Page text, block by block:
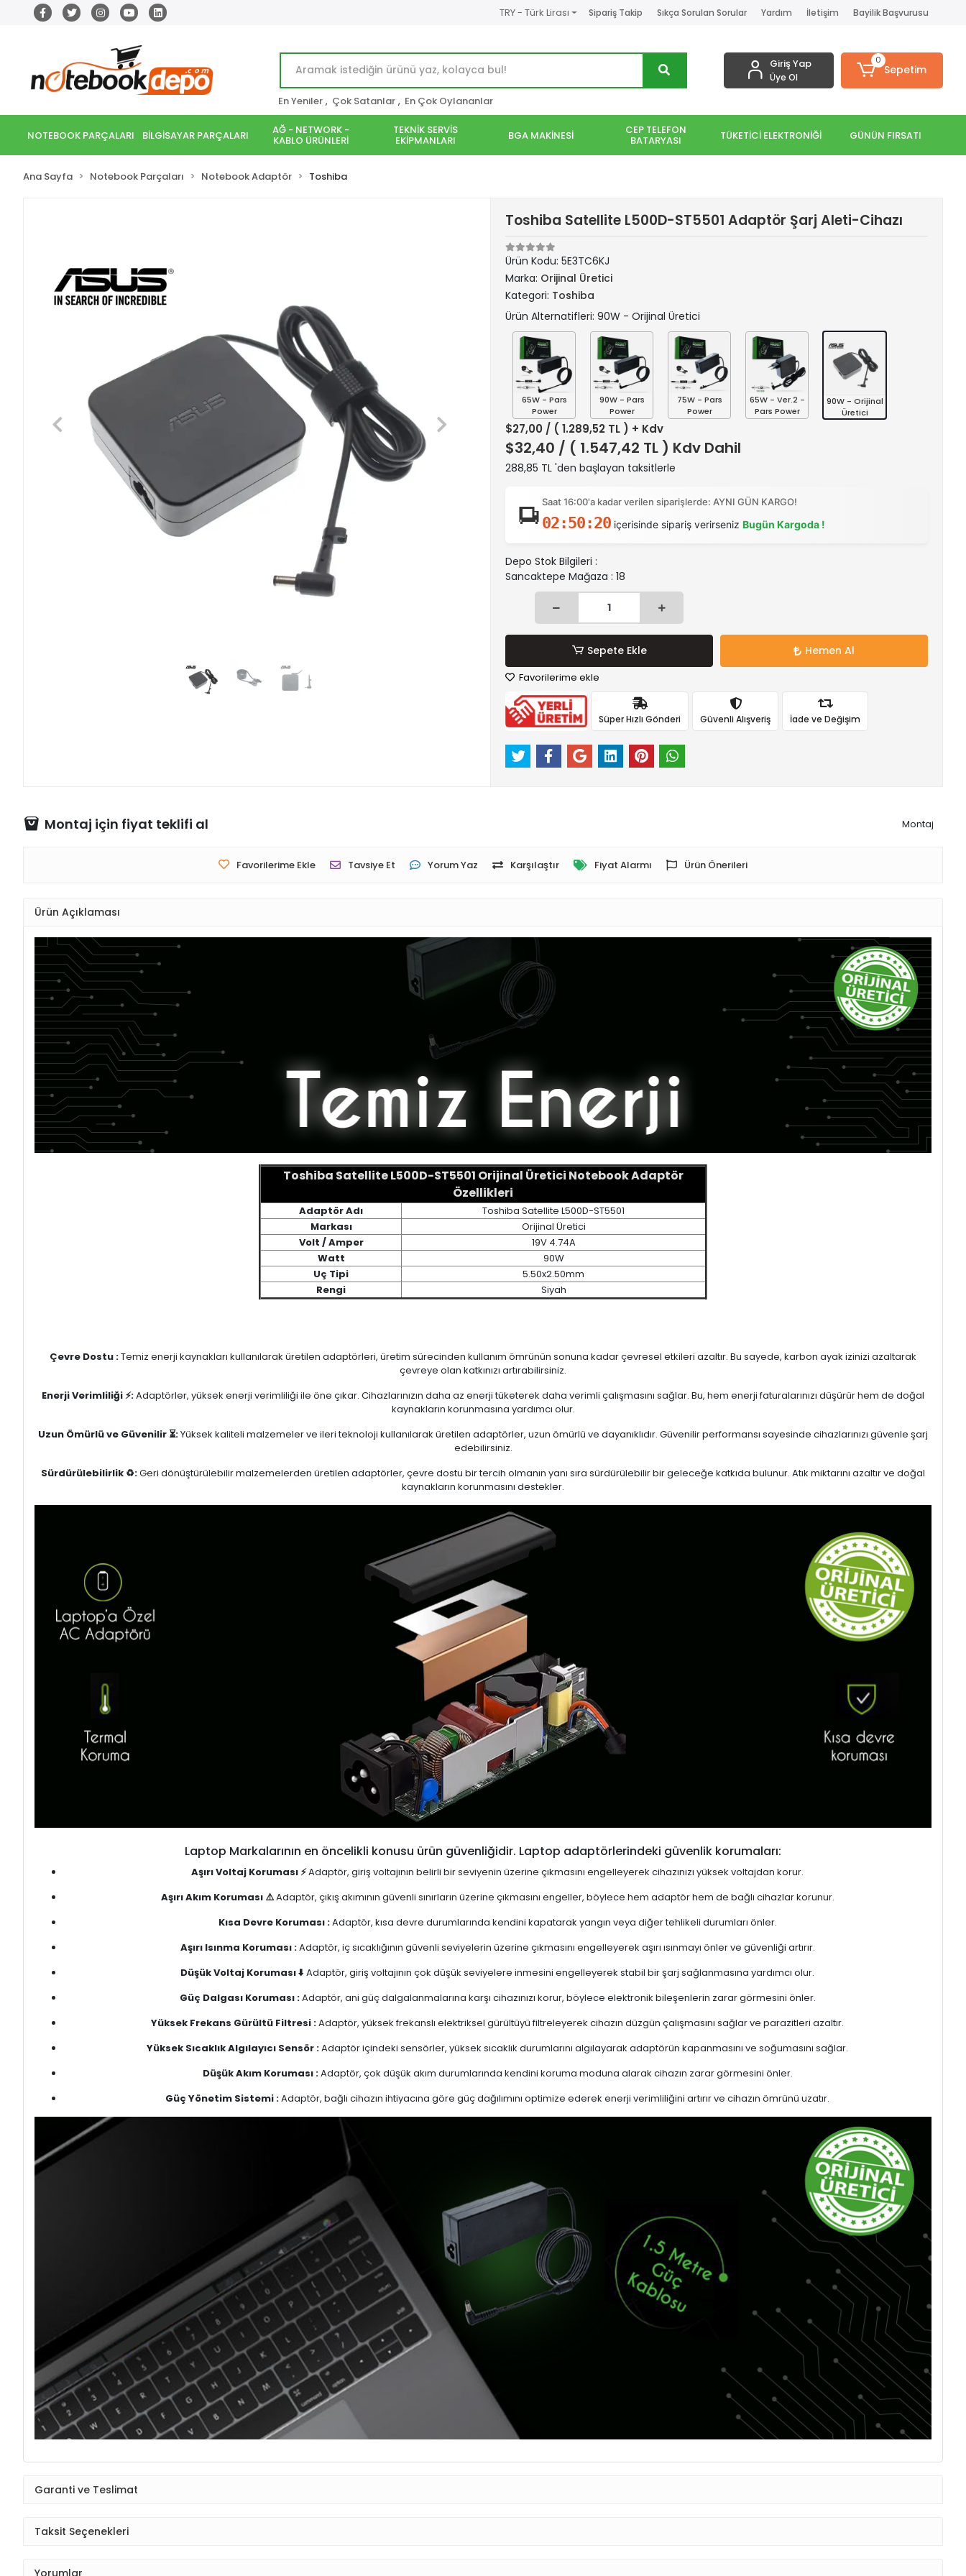
TRY - Türk Lirası Sipariş Takip Sıkça Sorulan Sorular Yardım İletişim Bayilik Başvurusu
En Yeniler , Çok Satanlar , En Çok Oylananlar
Giriş Yap
Üye Ol
0
Sepetim
NOTEBOOK PARÇALARI BİLGİSAYAR PARÇALARI AĞ - NETWORK -
KABLO ÜRÜNLERİ
TEKNİK SERVİS
EKİPMANLARI BGA MAKİNESİ CEP TELEFON
BATARYASI TÜKETİCİ ELEKTRONİĞİ GÜNÜN FIRSATI
Ana Sayfa Notebook Parçaları Notebook Adaptör Toshiba
Toshiba Satellite L500D-ST5501 Adaptör Şarj Aleti-Cihazı
Ürün Kodu: 5E3TC6KJ
Marka: Orijinal Üretici
Kategori: Toshiba
Ürün Alternatifleri: 90W - Orijinal Üretici
65W - Pars
Power
90W - Pars
Power
75W - Pars
Power
65W - Ver.2 -
Pars Power
90W - Orijinal
Üretici
$27,00 / ( 1.289,52 TL ) + Kdv
$32,40 / ( 1.547,42 TL ) Kdv Dahil
288,85 TL 'den başlayan taksitlerle
Saat 16:00'a kadar verilen siparişlerde: AYNI GÜN KARGO!
02:50:19 içerisinde sipariş verirseniz Bugün Kargoda !
Depo Stok Bilgileri :
Sancaktepe Mağaza : 18
Sepete Ekle Hemen Al
Favorilerime ekle
Süper Hızlı Gönderi Güvenli Alışveriş İade ve Değişim
Montaj için fiyat teklifi al Montaj
Favorilerime Ekle Tavsiye Et Yorum Yaz Karşılaştır Fiyat Alarmı Ürün Önerileri
Ürün Açıklaması
Toshiba Satellite L500D-ST5501 Orijinal Üretici Notebook Adaptör
Özellikleri
Adaptör Adı
Toshiba Satellite L500D-ST5501
Markası
Orijinal Üretici
Volt / Amper
19V 4.74A
Watt
90W
Uç Tipi
5.50x2.50mm
Rengi
Siyah
Çevre Dostu :Temiz enerji kaynakları kullanılarak üretilen adaptörleri, üretim sürecinden kullanım ömrünün sonuna kadar çevresel etkileri azaltır. Bu sayede, karbon ayak izinizi azaltarak
çevreye olan katkınızı artırabilirsiniz.
Enerji Verimliliği ⚡:Adaptörler, yüksek enerji verimliliği ile öne çıkar. Cihazlarınızın daha az enerji tüketerek daha verimli çalışmasını sağlar. Bu, hem enerji faturalarınızı düşürür hem de doğal
kaynakların korunmasına yardımcı olur.
Uzun Ömürlü ve Güvenilir ⏳:Yüksek kaliteli malzemeler ve ileri teknoloji kullanılarak üretilen adaptörler, uzun ömürlü ve dayanıklıdır. Güvenilir performansı sayesinde cihazlarınızı güvenle şarj
edebilirsiniz.
Sürdürülebilirlik ♻️:Geri dönüştürülebilir malzemelerden üretilen adaptörler, çevre dostu bir tercih olmanın yanı sıra sürdürülebilir bir geleceğe katkıda bulunur. Atık miktarını azaltır ve doğal
kaynakların korunmasını destekler.
Laptop Markalarının en öncelikli konusu ürün güvenliğidir. Laptop adaptörlerindeki güvenlik korumaları:
Aşırı Voltaj Koruması ⚡Adaptör, giriş voltajının belirli bir seviyenin üzerine çıkmasını engelleyerek cihazınızı yüksek voltajdan korur.
Aşırı Akım Koruması ⚠️Adaptör, çıkış akımının güvenli sınırların üzerine çıkmasını engeller, böylece hem adaptör hem de bağlı cihazlar korunur.
Kısa Devre Koruması :Adaptör, kısa devre durumlarında kendini kapatarak yangın veya diğer tehlikeli durumları önler.
Aşırı Isınma Koruması :Adaptör, iç sıcaklığının güvenli seviyelerin üzerine çıkmasını engelleyerek aşırı ısınmayı önler ve güvenliği artırır.
Düşük Voltaj Koruması ⬇️Adaptör, giriş voltajının çok düşük seviyelere inmesini engelleyerek stabil bir şarj sağlanmasına yardımcı olur.
Güç Dalgası Koruması :Adaptör, ani güç dalgalanmalarına karşı cihazınızı korur, böylece elektronik bileşenlerin zarar görmesini önler.
Yüksek Frekans Gürültü Filtresi :Adaptör, yüksek frekanslı elektriksel gürültüyü filtreleyerek cihazın düzgün çalışmasını sağlar ve parazitleri azaltır.
Yüksek Sıcaklık Algılayıcı Sensör :Adaptör içindeki sensörler, yüksek sıcaklık durumlarını algılayarak adaptörün kapanmasını ve soğumasını sağlar.
Düşük Akım Koruması :Adaptör, çok düşük akım durumlarında kendini koruma moduna alarak cihazın zarar görmesini önler.
Güç Yönetim Sistemi :Adaptör, bağlı cihazın ihtiyacına göre güç dağılımını optimize ederek enerji verimliliğini artırır ve cihazın ömrünü uzatır.
Garanti ve Teslimat
Taksit Seçenekleri
Yorumlar